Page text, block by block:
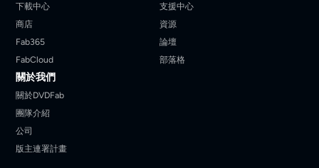
下載中心
商店
Fab365
FabCloud
支援中心
資源
論壇
部落格
關於我們
關於DVDFab
團隊介紹
公司
版主連署計畫